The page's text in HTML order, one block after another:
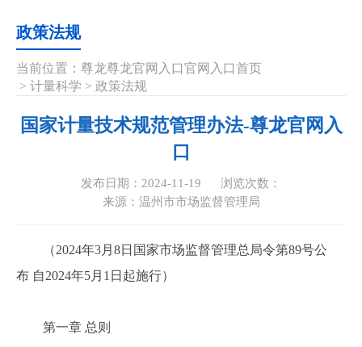
政策法规
当前位置：尊龙尊龙官网入口官网入口首页
>计量科学 >政策法规
国家计量技术规范管理办法-尊龙官网入
口
发布日期：2024-11-19
浏览次数：
来源：温州市市场监督管理局
（2024年3月8日国家市场监督管理总局令第89号公
布 自2024年5月1日起施行）
第一章 总则